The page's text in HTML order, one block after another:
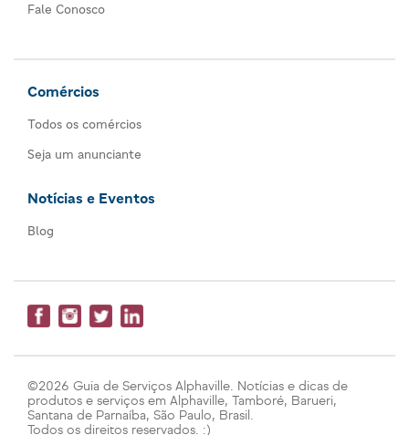
Fale Conosco
Comércios
Todos os comércios
Seja um anunciante
Notícias e Eventos
Blog
©2026 Guia de Serviços Alphaville. Notícias e dicas de
produtos e serviços em Alphaville, Tamboré, Barueri,
Santana de Parnaíba, São Paulo, Brasil.
Todos os direitos reservados. :)